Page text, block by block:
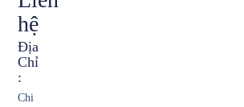
hệ
Địa
Chỉ
:
Chi